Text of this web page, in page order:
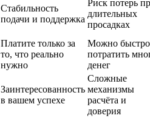
Стабильность
подачи и поддержка
Риск потерь
длительных
просадках
Платите только за
то, что реально
нужно
Можно быстро
потратить
денег
Заинтересованность
в вашем успехе
Сложные
механизмы
расчёта и
доверия